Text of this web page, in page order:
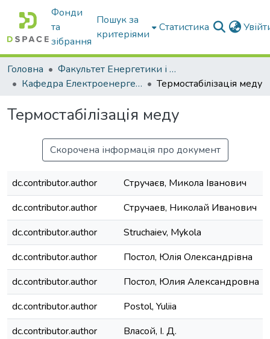
Фонди
та
зібрання
Пошук за
критеріями
Статистика
Головна
Факультет Енергетики і комп'ютерних технологій
Кафедра Електроенергетики і електротехнологій
Термостабілізація меду
Термостабілізація меду
Скорочена інформація про документ
dc.contributor.author
Стручаєв, Микола Іванович
dc.contributor.author
Стручаев, Николай Иванович
dc.contributor.author
Struchaiev, Mykola
dc.contributor.author
Постол, Юлія Олександрівна
dc.contributor.author
Постол, Юлия Александровна
dc.contributor.author
Postol, Yuliia
dc.contributor.author
Власой, І. Д.